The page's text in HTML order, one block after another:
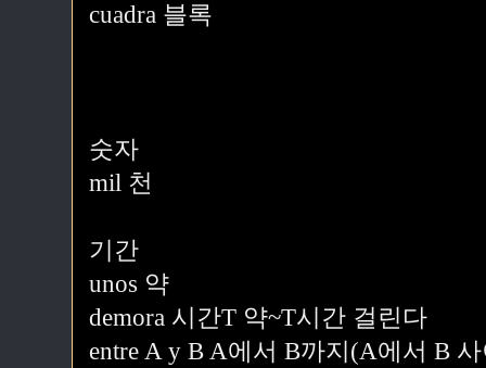
cuadra 블록
숫자
mil 천
기간
unos 약
demora 시간T 약~T시간 걸린다
entre A y B A에서 B까지(A에서 B